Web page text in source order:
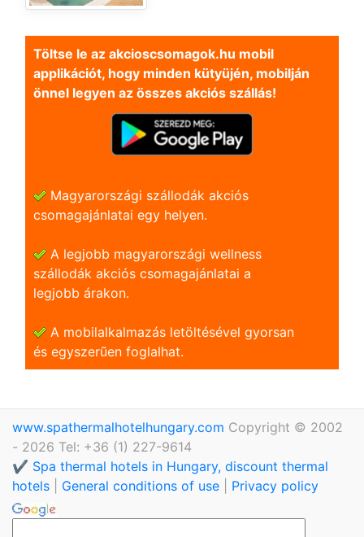
Töltse le az akcioscsomagok.hu mobil
applikációt, hogy minden kütyüjén, mobilján
önnel legyen az összes akciós szállás!
Magyarországi szállodák akciós
csomagajánlatai egy helyen.
A legjobb magyarországi wellness
szállodák akciós csomagajánlatai a
legjobb árakon.
A mobilalkalmazás letöltésével gyorsan
és egyszerũen foglalhat.
www.spathermalhotelhungary.com Copyright © 2002
- 2026 Tel: +36 (1) 227-9614
✔️ Spa thermal hotels in Hungary, discount thermal
hotels
General conditions of use Privacy policy